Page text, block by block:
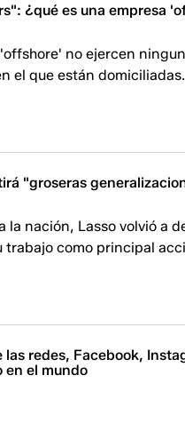
¿qué es una empresa
no ejercen
el que están domiciliadas.
"groseras
la nación, Lasso volvió a
trabajo como principal
las redes, Facebook,
en el mundo